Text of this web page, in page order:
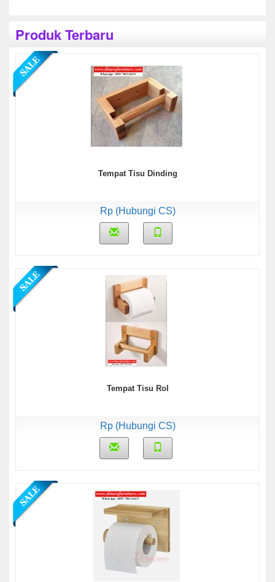
Produk Terbaru
Tempat Tisu Dinding
Rp (Hubungi CS)
Tempat Tisu Rol
Rp (Hubungi CS)